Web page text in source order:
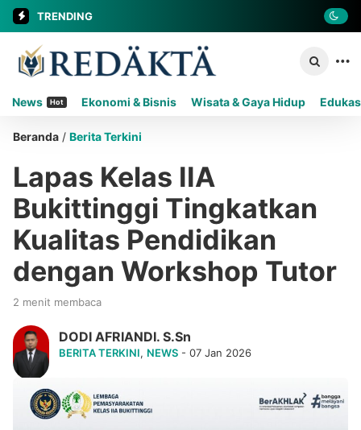
TRENDING
News Hot Ekonomi & Bisnis Wisata & Gaya Hidup
Beranda / Berita Terkini
Lapas Kelas IIA
Bukittinggi Tingkatkan
Kualitas Pendidikan
dengan Workshop Tutor
2 menit membaca
DODI AFRIANDI. S.Sn
BERITA TERKINI, NEWS - 07 Jan 2026